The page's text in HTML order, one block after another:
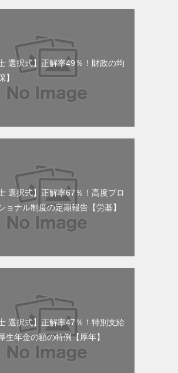
選択式】正解率49％！財政の均
】
選択式】正解率67％！高度プロ
ョナル制度の定期報告【労基】
選択式】正解率47％！特別支給
生年金の額の特例【厚年】